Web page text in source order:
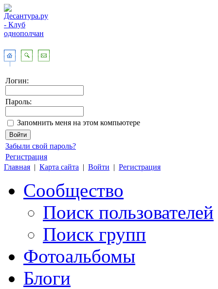
Логин:
Пароль:
Запомнить меня на этом компьютере
Забыли свой пароль?
Регистрация
Главная | Карта сайта | Войти | Регистрация
Сообщество
Поиск пользователей
Поиск групп
Фотоальбомы
Блоги